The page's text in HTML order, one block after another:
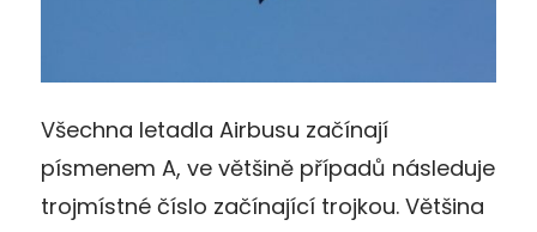
Všechna letadla Airbusu začínají
písmenem A, ve většině případů následuje
trojmístné číslo začínající trojkou. Většina